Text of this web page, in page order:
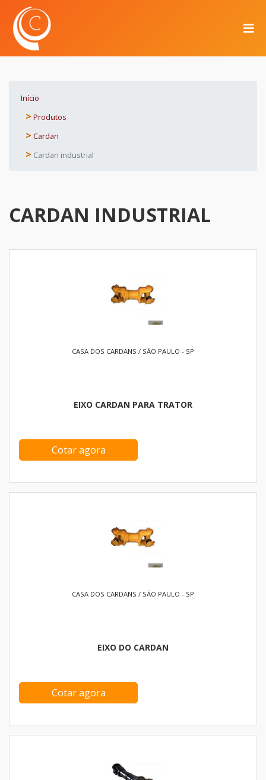
Início
Produtos
Cardan
Cardan industrial
CARDAN INDUSTRIAL
CASA DOS CARDANS / SÃO PAULO - SP
EIXO CARDAN PARA TRATOR
Cotar agora
CASA DOS CARDANS / SÃO PAULO - SP
EIXO DO CARDAN
Cotar agora